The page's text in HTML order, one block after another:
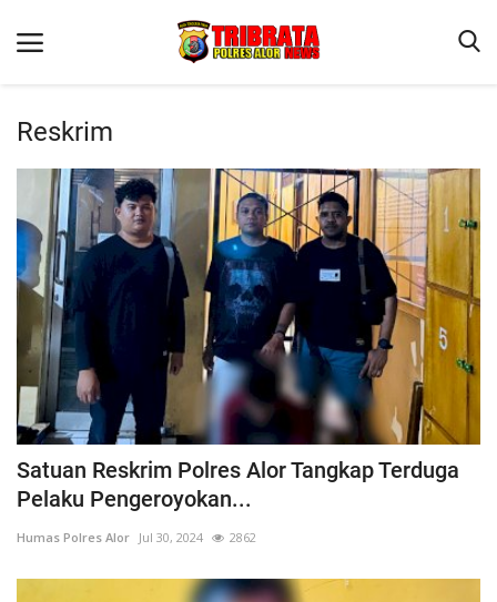
Beranda
Terms & Conditions
Reskrim
Binkam
Lantas
Giat Ops
Mitra Polisi
Reskrim
Satuan Reskrim Polres Alor Tangkap Terduga
Pelaku Pengeroyokan...
Humas Polres Alor Jul 30, 2024 2862